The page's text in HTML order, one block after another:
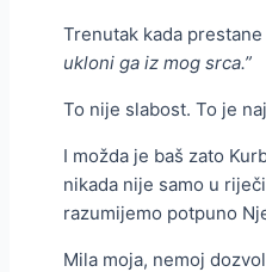
Trenutak kada
ukloni ga iz mog srca.”
To nije slabost. To je
I možda je baš zato
nikada nije samo u
razumijemo potpuno
Mila moja, nemoj